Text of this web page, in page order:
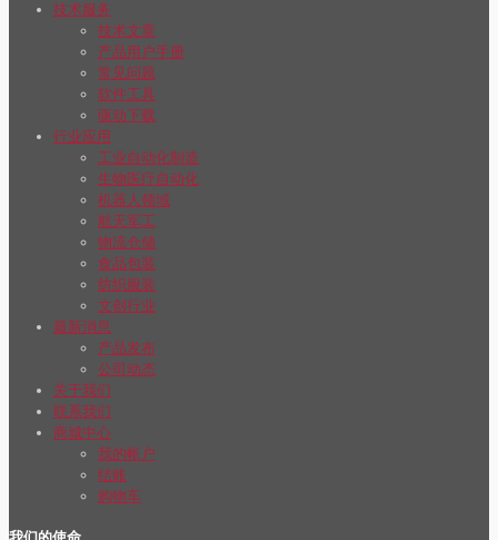
技术服务
技术文章
产品用户手册
常见问题
软件工具
驱动下载
行业应用
工业自动化制造
生物医疗自动化
机器人领域
航天军工
物流仓储
食品包装
纺织服装
文创行业
最新消息
产品发布
公司动态
关于我们
联系我们
商城中心
我的帐户
结账
购物车